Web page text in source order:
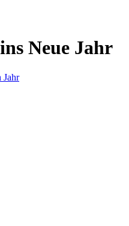
Neue Jahr
Jahr